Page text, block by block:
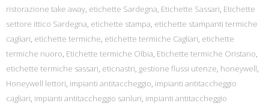
ristorazione take away, etichette Sardegna, Etichette Sassari, Etichette
settore ittico Sardegna, etichette stampa, etichette stampanti termiche
cagliari, etichette termiche, etichette termiche Cagliari, etichette
termiche nuoro, Etichette termiche Olbia, Etichette termiche Oristano,
etichette termiche sassari, eticnastri, gestione flussi utenze, honeywell,
Honeywell lettori, impianti antitaccheggio, impianti antitaccheggio
cagliari, impianti antitaccheggio sanluri, impianti antitaccheggio